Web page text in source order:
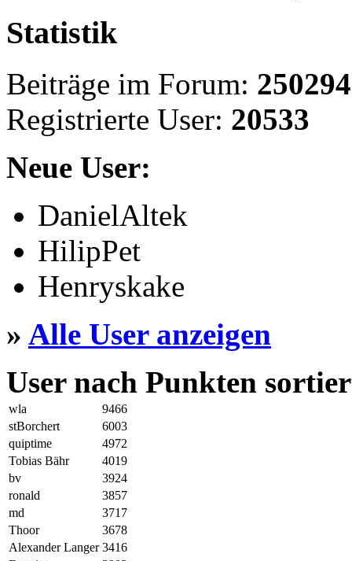
Statistik
Beiträge im Forum: 250294
Registrierte User: 20533
Neue User:
DanielAltek
HilipPet
Henryskake
» Alle User anzeigen
User nach Punkten
wla
9466
stBorchert
6003
quiptime
4972
Tobias Bähr
4019
bv
3924
ronald
3857
md
3717
Thoor
3678
Alexander Langer 3416